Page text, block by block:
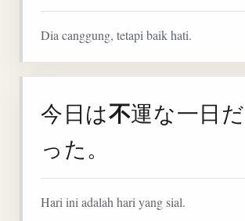
Dia canggung, tetapi baik hati.
今日は不運な一日だ
った。
Hari ini adalah hari yang sial.